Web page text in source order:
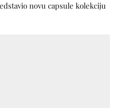
novu capsule kolekciju